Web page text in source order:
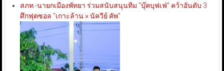
สภท.-นายกเมืองพัทยา ร่วมสนับสนุนทีม “บุ๊คบุฟเฟ่” คว้าอันดับ 3
ศึกฟุตซอล “เกาะล้าน × นัควีย์ คัพ”